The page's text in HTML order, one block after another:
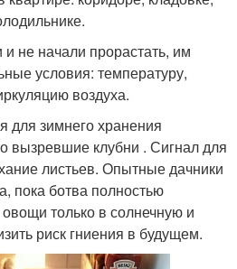
не начали прорастать, им
условия: температуру,
воздуха.
для зимнего хранения
вызревшие клубни . Сигнал для
листьев. Опытные дачники
пока ботва полностью
только в солнечную и
риск гниения в будущем.